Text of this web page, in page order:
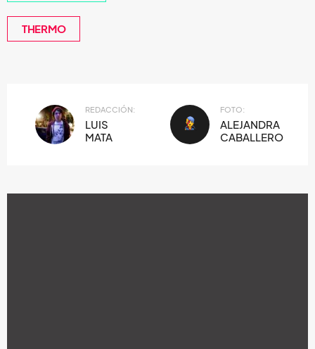
THERMO
REDACCIÓN:
LUIS
MATA
FOTO:
ALEJANDRA
CABALLERO